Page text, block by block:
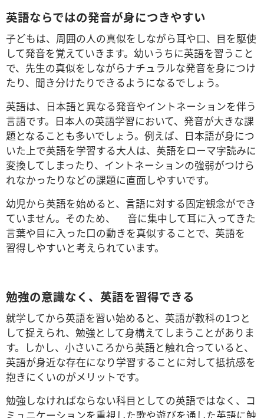
英語ならではの発音が身につきやすい
子どもは、周囲の人の真似をしながら耳や口、目を駆使
して発音を覚えていきます。幼いうちに英語を習うこと
で、先生の真似をしながらナチュラルな発音を身につけ
たり、聞き分けたりできるようになるでしょう。
英語は、日本語と異なる発音やイントネーションを伴う
言語です。日本人の英語学習において、発音が大きな課
題となることも多いでしょう。例えば、日本語が身につ
いた上で英語を学習する大人は、英語をローマ字読みに
変換してしまったり、イントネーションの強弱がつけら
れなかったりなどの課題に直面しやすいです。
幼児から英語を始めると、言語に対する固定観念ができ
ていません。そのため、 音に集中して耳に入ってきた
言葉や目に入った口の動きを真似することで、英語を
習得しやすいと考えられています。
勉強の意識なく、英語を習得できる
就学してから英語を習い始めると、英語が教科の1つと
して捉えられ、勉強として身構えてしまうことがありま
す。しかし、小さいころから英語と触れ合っていると、
英語が身近な存在になり学習することに対して抵抗感を
抱きにくいのがメリットです。
勉強しなければならない科目としての英語ではなく、コ